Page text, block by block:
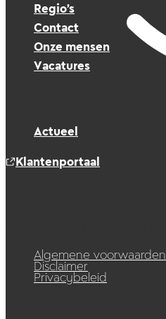
Regio’s
Contact
Onze mensen
Vacatures
Actueel
Klantenportaal
Algemene voorwaarden
Disclaimer
Privacybeleid